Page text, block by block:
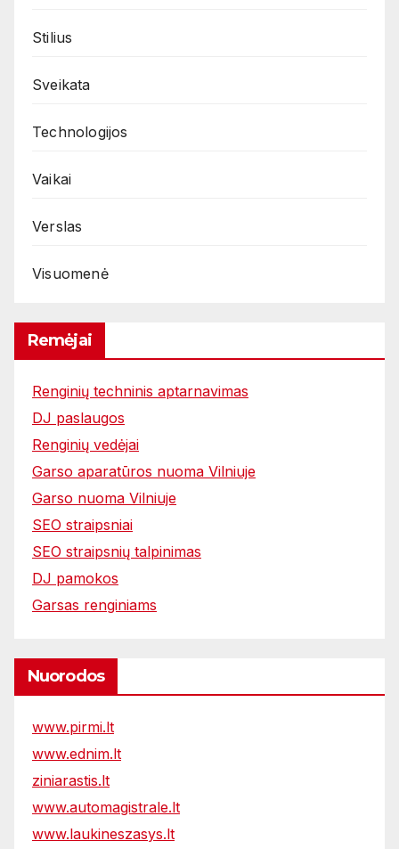
Stilius
Sveikata
Technologijos
Vaikai
Verslas
Visuomenė
Remėjai
Renginių techninis aptarnavimas
DJ paslaugos
Renginių vedėjai
Garso aparatūros nuoma Vilniuje
Garso nuoma Vilniuje
SEO straipsniai
SEO straipsnių talpinimas
DJ pamokos
Garsas renginiams
Nuorodos
www.pirmi.lt
www.ednim.lt
ziniarastis.lt
www.automagistrale.lt
www.laukineszasys.lt